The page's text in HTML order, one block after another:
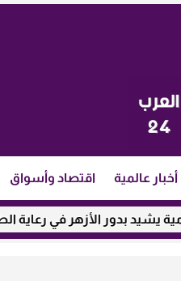
أخبار عالمية اقتصاد وأسواق
الأزهر في رعاية الطلاب